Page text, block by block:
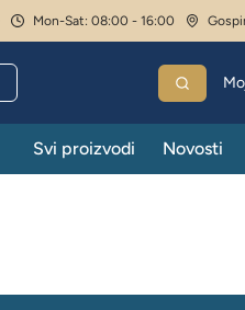
Mon-Sat: 08:00 - 16:00
Svi proizvodi Novosti